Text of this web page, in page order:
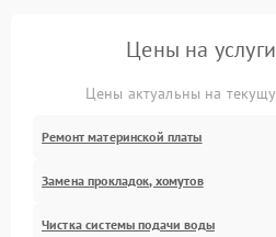
Цены на
Цены актуальны на
Ремонт материнской платы
Замена прокладок, хомутов
Чистка системы подачи воды